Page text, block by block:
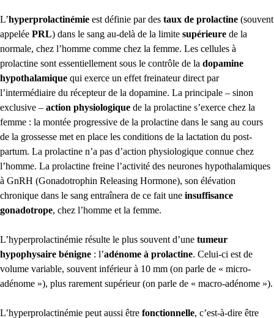
L’hyperprolactinémie est définie par des taux de prolactine (souvent
appelée PRL) dans le sang au-delà de la limite supérieure de la
normale, chez l’homme comme chez la femme. Les cellules à
prolactine sont essentiellement sous le contrôle de la dopamine
hypothalamique qui exerce un effet freinateur direct par
l’intermédiaire du récepteur de la dopamine. La principale – sinon
exclusive – action physiologique de la prolactine s’exerce chez la
femme : la montée progressive de la prolactine dans le sang au cours
de la grossesse met en place les conditions de la lactation du post-
partum. La prolactine n’a pas d’action physiologique connue chez
l’homme. La prolactine freine l’activité des neurones hypothalamiques
à GnRH (Gonadotrophin Releasing Hormone), son élévation
chronique dans le sang entraînera de ce fait une insuffisance
gonadotrope, chez l’homme et la femme.
L’hyperprolactinémie résulte le plus souvent d’une tumeur
hypophysaire bénigne : l’adénome à prolactine. Celui-ci est de
volume variable, souvent inférieur à 10 mm (on parle de « micro-
adénome »), plus rarement supérieur (on parle de « macro-adénome »).
L’hyperprolactinémie peut aussi être fonctionnelle, c’est-à-dire être